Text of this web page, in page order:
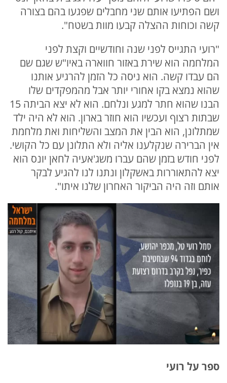
ושם הפתיעו אותם שני מחבלים שפגעו בהם בצורה
קשה וכוחות ההצלה קבעו מוות בשטח".
"רועי התגייס לפני שנה וחודשיים וקצת לפני
המלחמה הוא שירת באזור חווארה באיו"ש שגם שם
הם עבדו קשה. הוא ניסה כל הזמן להרגיע אותנו
שהוא נמצא בקו אחורי יותר אבל מהמפקדים שלו
הבנו שהוא חתר למגע ונלחם. הוא לא יצא הביתה 15
שבתות רצוף ועכשיו הוא חוזר בארון. הוא לא היה ילד
שמתלונן, הוא הבין את המצב והשליחות ואת מלחמת
אין הברירה שנקלענו אליה ולא התלונן עם כל הקושי.
לפני חודש בזמן שהם עברו משג'אעיה לחאן יונס הוא
יצא להתאוררות באשקלון ונתנו לנו להגיע לבקר
אותם וזה היה הביקור האחרון שלנו איתו".
ספר על רועי